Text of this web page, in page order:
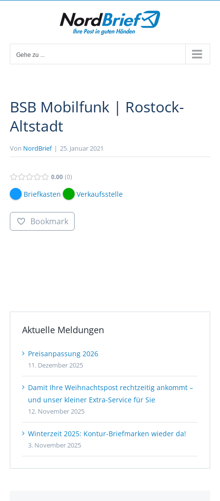
Gehe zu ...
BSB Mobilfunk | Rostock-
Altstadt
Von NordBrief | 25. Januar 2021
0.00 0
Briefkasten Verkaufsstelle
Bookmark
Aktuelle Meldungen
Preisanpassung 2026
11. Dezember 2025
Damit Ihre Weihnachtspost rechtzeitig ankommt –
und unser kleiner Extra-Service für Sie
12. November 2025
Winterzeit 2025: Kontur-Briefmarken wieder da!
3. November 2025